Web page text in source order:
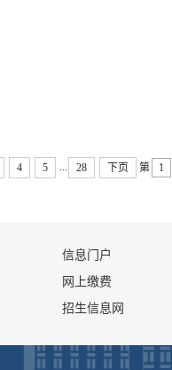
4 5 28 下页 第
信息门户
网上缴费
招生信息网